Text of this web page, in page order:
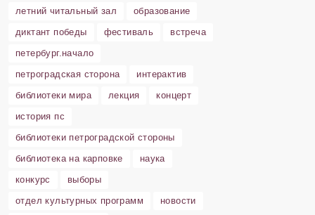
летний читальный зал
образование
диктант победы
фестиваль
встреча
петербург.начало
петроградская сторона
интерактив
библиотеки мира
лекция
концерт
история пс
библиотеки петроградской стороны
библиотека на карповке
наука
конкурс
выборы
отдел культурных программ
новости